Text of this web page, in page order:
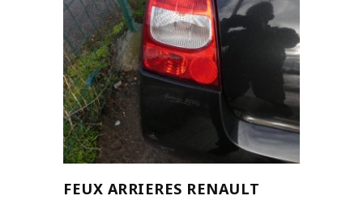
AJOUTER AU PANIER
FEUX ARRIERES RENAULT